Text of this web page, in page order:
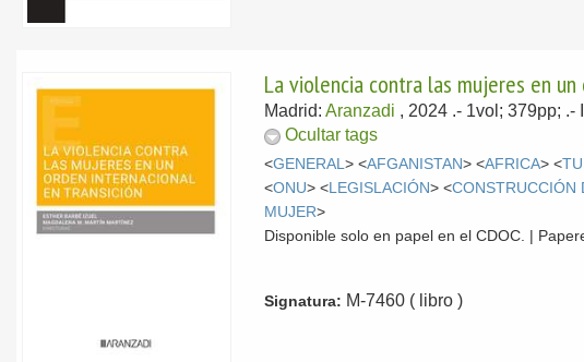
La violencia contra las mujeres en
Madrid:Aranzadi , 2024 .- 1vol; 379pp; .-
Ocultar tags
<GENERAL> <AFGANISTAN> <AFRICA> <
<ONU> < LEGISLACIÓN> <CONSTRUCCIÓN
MUJER>
Disponible solo en papel en el CDOC. |
Signatura: M-7460 ( libro )